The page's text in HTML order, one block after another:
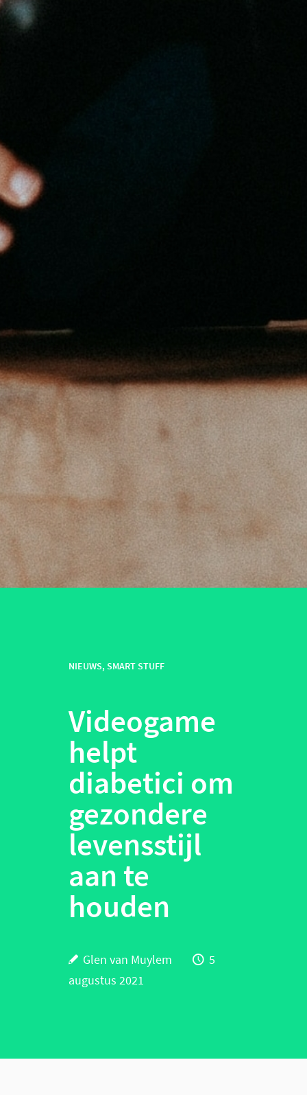
NIEUWS,SMART STUFF
Videogame
helpt
diabetici om
gezondere
levensstijl
aan te
houden
Glen van Muylem
5
augustus 2021